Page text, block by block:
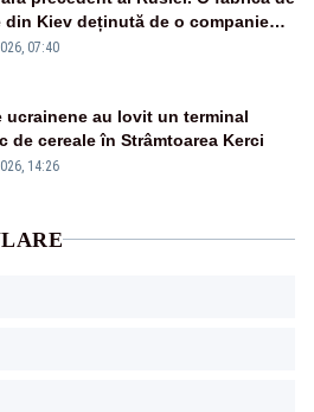
din Kiev deținută de o companie
distrusă de o rachetă
07:40
ucrainene au lovit un terminal
de cereale în Strâmtoarea Kerci
14:26